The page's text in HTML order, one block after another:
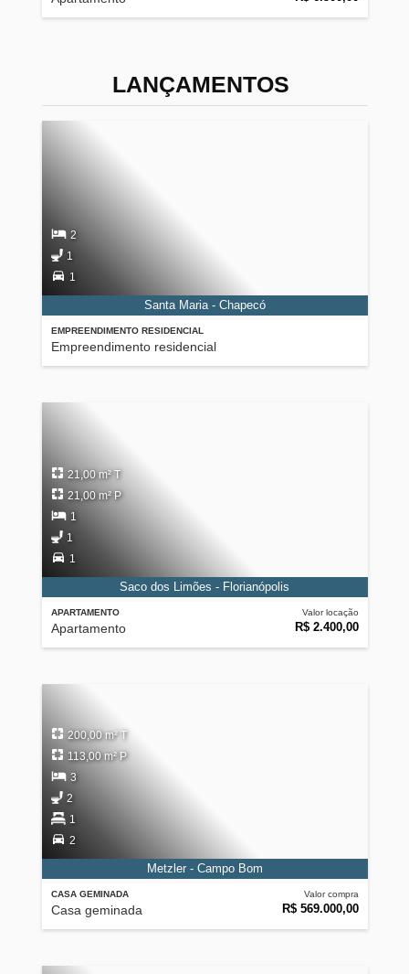
LANÇAMENTOS
EMPREENDIMENTO RESIDENCIAL
Empreendimento residencial
2
1
1
Santa Maria - Chapecó
APARTAMENTO
Apartamento
Valor locação
R$ 2.400,00
21,00 m² T
21,00 m² P
1
1
1
Saco dos Limões - Florianópolis
CASA GEMINADA
Casa geminada
Valor compra
R$ 569.000,00
200,00 m² T
113,00 m² P
3
2
1
2
Metzler - Campo Bom